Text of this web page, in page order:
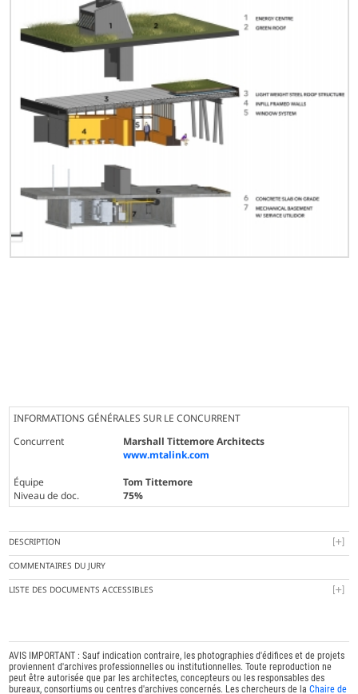
INFORMATIONS GÉNÉRALES SUR LE CONCURRENT
Concurrent
Marshall Tittemore Architects
www.mtalink.com
Équipe
Tom Tittemore
Niveau de doc.
75%
DESCRIPTION
COMMENTAIRES DU JURY
LISTE DES DOCUMENTS ACCESSIBLES
AVIS IMPORTANT : Sauf indication contraire, les photographies d'édifices et de projets
proviennent d'archives professionnelles ou institutionnelles. Toute reproduction ne
peut être autorisée que par les architectes, concepteurs ou les responsables des
bureaux, consortiums ou centres d'archives concernés. Les chercheurs de laChaire de